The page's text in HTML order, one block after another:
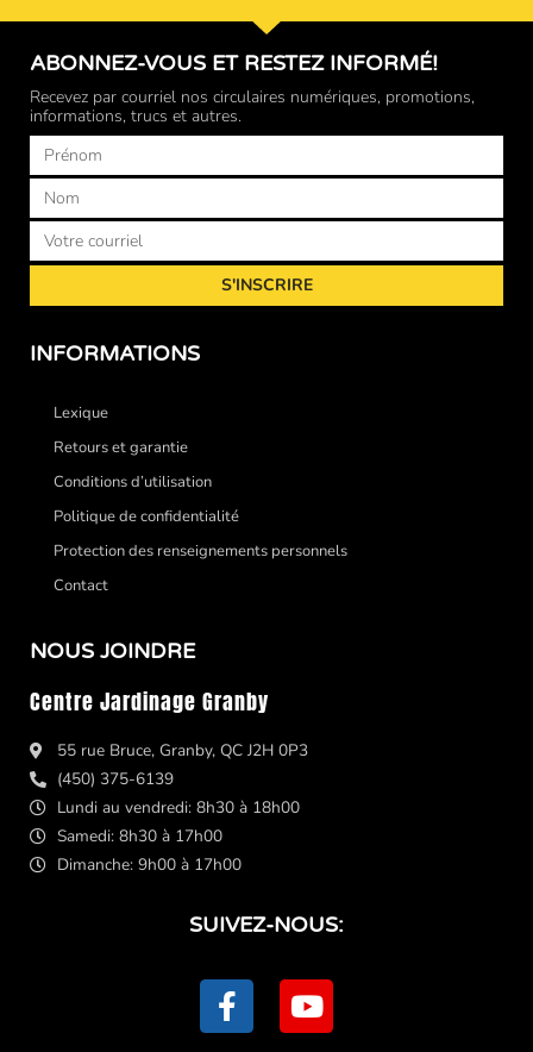
ABONNEZ-VOUS ET RESTEZ INFORMÉ!
Recevez par courriel nos circulaires numériques, promotions,
informations, trucs et autres.
Prénom
S'INSCRIRE
INFORMATIONS
Lexique
Retours et garantie
Conditions d’utilisation
Politique de confidentialité
Protection des renseignements personnels
Contact
NOUS JOINDRE
Centre Jardinage Granby
55 rue Bruce, Granby, QC J2H 0P3
(450) 375-6139
Lundi au vendredi: 8h30 à 18h00
Samedi: 8h30 à 17h00
Dimanche: 9h00 à 17h00
SUIVEZ-NOUS:
F
a
c
Y
o
u